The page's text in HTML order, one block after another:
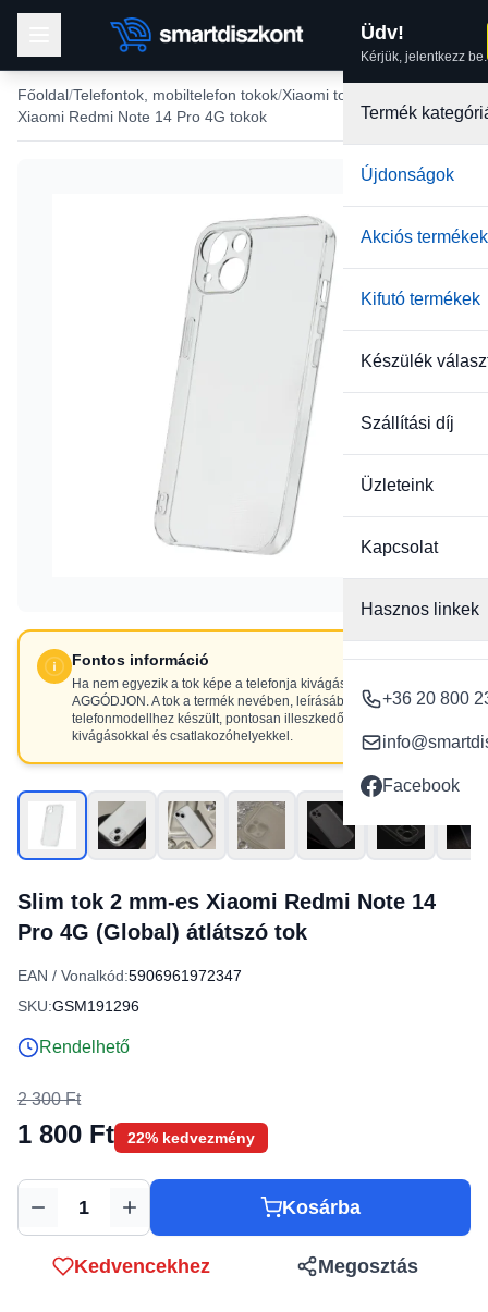
Üdv!
Kérjük, jelentkezz be.
Termék
Újdonságok
Akciós termékek
Kifutó termékek
Készülék
Szállítási díj
Üzleteink
Kapcsolat
Hasznos linkek
+36 20 800
Facebook
Főoldal Telefontok, mobiltelefon tokok Xiaomi tokok
Xiaomi Redmi Note 14 Pro 4G tokok
Fontos információ
Ha nem egyezik a tok képe a telefonja kivágásaival, NE
AGGÓDJON. A tok a termék nevében, leírásában szereplő
telefonmodellhez készült, pontosan illeszkedő
kivágásokkal és csatlakozóhelyekkel.
Slim tok 2 mm-es Xiaomi Redmi Note 14
Pro 4G (Global) átlátszó tok
EAN / Vonalkód:5906961972347
SKU:GSM191296
Rendelhető
2 300 Ft
1 800 Ft 22% kedvezmény
Mennyiség Kosárba
Kedvencekhez Megosztás